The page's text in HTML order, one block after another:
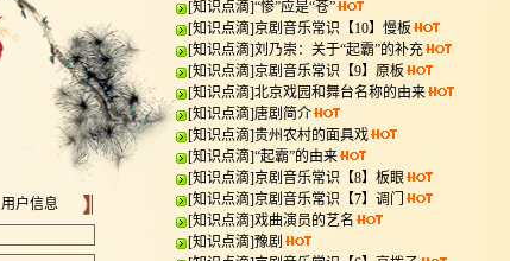
用户信息
[知识点滴]“惨”应是“苍”
[知识点滴]京剧音乐常识【10】慢板
[知识点滴]刘乃崇：关于“起霸”的补充
[知识点滴]京剧音乐常识【9】原板
[知识点滴]北京戏园和舞台名称的由来
[知识点滴]唐剧简介
[知识点滴]贵州农村的面具戏
[知识点滴]“起霸”的由来
[知识点滴]京剧音乐常识【8】板眼
[知识点滴]京剧音乐常识【7】调门
[知识点滴]戏曲演员的艺名
[知识点滴]豫剧